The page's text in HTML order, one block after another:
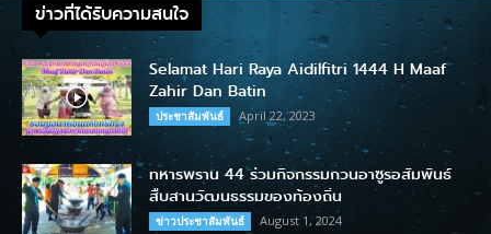
ข่าวที่ได้รับความสนใจ
Selamat Hari Raya Aidilfitri 1444 H Maaf
Zahir Dan Batin
ประชาสัมพันธ์ April 22, 2023
ทหารพราน 44 ร่วมกิจกรรมกวนอาซูรอสัมพันธ์
สืบสานวัฒนธรรมของท้องถิ่น
ข่าวประชาสัมพันธ์ August 1, 2024